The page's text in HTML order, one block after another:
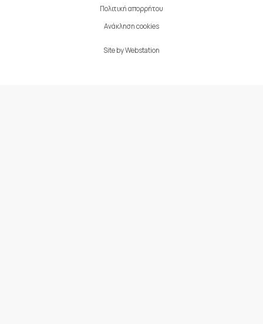
Πολιτική απορρήτου
Ανάκληση cookies
Site byWebstation